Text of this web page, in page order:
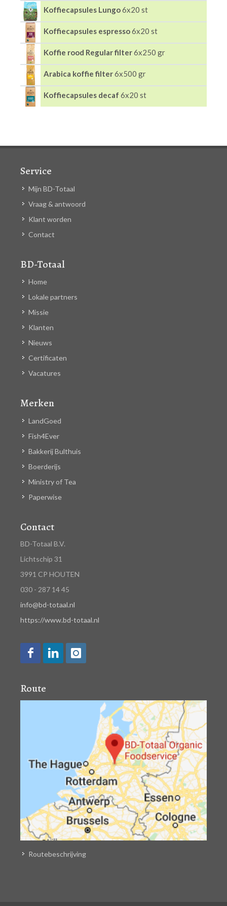
Koffiecapsules Lungo6x20 st
Koffiecapsules espresso6x20 st
Koffie rood Regular filter6x250 gr
Arabica koffie filter6x500 gr
Koffiecapsules decaf 6x20 st
Service
Mijn BD-Totaal
Vraag & antwoord
Klant worden
Contact
BD-Totaal
Home
Lokale partners
Missie
Klanten
Nieuws
Certificaten
Vacatures
Merken
LandGoed
Fish4Ever
Bakkerij Bulthuis
Boerderijs
Ministry of Tea
Paperwise
Contact
BD-Totaal B.V.
Lichtschip 31
3991 CP HOUTEN
030 - 287 14 45
info@bd-totaal.nl
https://www.bd-totaal.nl
Route
Routebeschrijving